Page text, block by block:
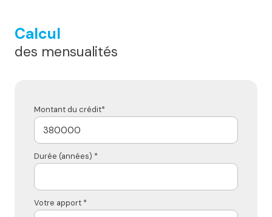
Calcul
des mensualités
Montant du crédit*
Durée (années) *
Votre apport *